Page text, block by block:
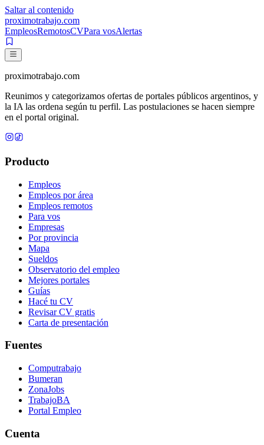
Saltar al contenido
proximotrabajo.com
EmpleosRemotosCVPara vosAlertas
proximotrabajo.com
Reunimos y categorizamos ofertas de portales públicos argentinos, y
la IA las ordena según tu perfil. Las postulaciones se hacen siempre
en el portal original.
Producto
Empleos
Empleos por área
Empleos remotos
Para vos
Empresas
Por provincia
Mapa
Sueldos
Observatorio del empleo
Mejores portales
Guías
Hacé tu CV
Revisar CV gratis
Carta de presentación
Fuentes
Computrabajo
Bumeran
ZonaJobs
TrabajoBA
Portal Empleo
Cuenta